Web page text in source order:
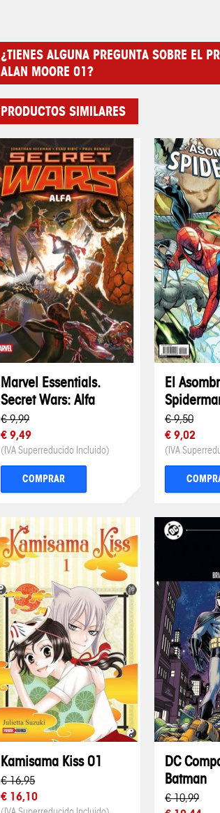
¿TIENES ALGUNA PREGUNTA SOBRE EL
ALAN MOORE 01?
PRODUCTOS SIMILARES
Marvel Essentials.
Secret Wars: Alfa
€ 9,99
€ 9,49
(IVA Superreducido Incluido)
COMPRAR
El
€ 9,50
€ 9,02
(IVA
Kamisama Kiss 01
€ 16,95
€ 16,10
DC
Batman
€ 10,99